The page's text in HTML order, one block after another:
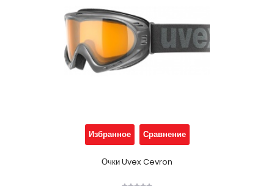
Избранное Сравнение
Очки Uvex Cevron